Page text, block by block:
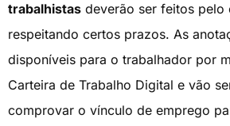
trabalhistas deverão ser feitos pelo
respeitando certos prazos. As
disponíveis para o trabalhador por
Carteira de Trabalho Digital e vão
comprovar o vínculo de emprego